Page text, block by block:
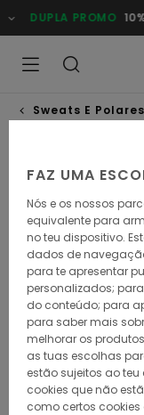
para
a
DUPLA PROMO
Sweats E Polares
FAZ UMA
Nós e os nossos
equivalente para
no teu dispositivo.
dados de
para te apresentar
personalizados;
do conteúdo; para
para saber mais
melhorar os
as tuas escolhas
estão sujeitos ao
cookies que não
como certos